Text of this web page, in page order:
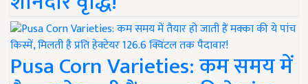
Pusa Corn Varieties: कम समय में